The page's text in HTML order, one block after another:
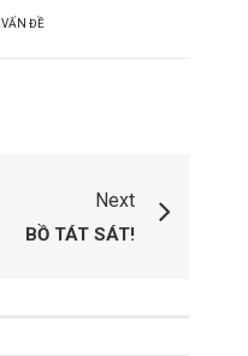
VẤN ĐỀ
Next
BỒ TÁT SÁT!